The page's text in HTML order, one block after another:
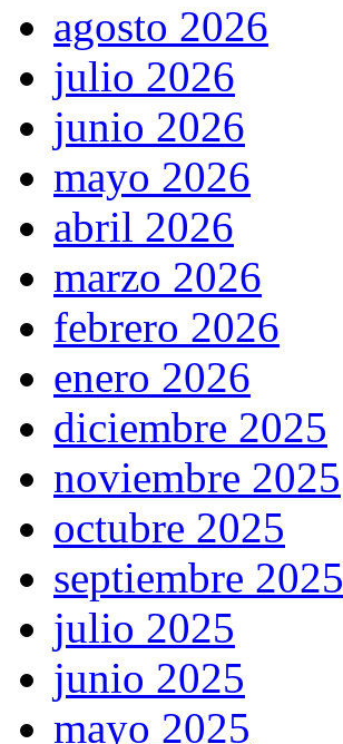
agosto 2026
julio 2026
junio 2026
mayo 2026
abril 2026
marzo 2026
febrero 2026
enero 2026
diciembre 2025
noviembre 2025
octubre 2025
septiembre 2025
julio 2025
junio 2025
mayo 2025